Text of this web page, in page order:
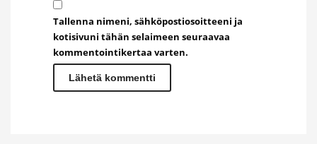
Tallenna nimeni, sähköpostiosoitteeni ja
kotisivuni tähän selaimeen seuraavaa
kommentointikertaa varten.